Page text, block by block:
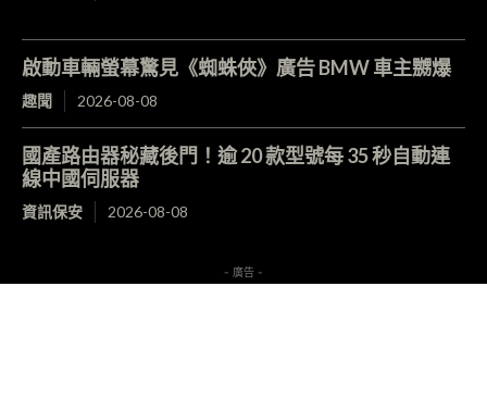
啟動車輛螢幕驚見《蜘蛛俠》廣告 BMW 車主嬲爆
趣聞 2026-08-08
國產路由器秘藏後門！逾 20 款型號每 35 秒自動連
線中國伺服器
資訊保安 2026-08-08
- 廣告 -